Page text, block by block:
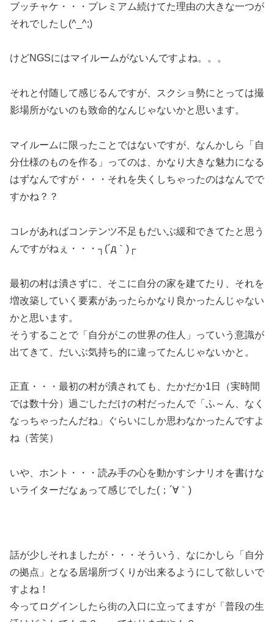
ブッチャケ・・・プレミアム続けてた理由の大きな一つが
それでしたし(^_^;)
けどNGSにはマイルームがないんですよね。。。
それと付随して感じるんですが、スクショ勢にとっては撮
影場所がないのも致命的なんじゃないかと思います。
マイルームに限ったことではないですが、なんかしら「自
分仕様のものを作る」ってのは、かなり大きな魅力になる
はずなんですが・・・それを失くしちゃったのはなんでで
すかね？？
コレがあればコンテンツ不足もだいぶ緩和できてたと思う
んですがねぇ・・・┐(´д｀)┌
最初の村は潰さずに、そこに自分の家を建てたり、それを
増改築していく要素があったらかなり良かったんじゃない
かと思います。
そうすることで「自分がこの世界の住人」っていう意識が
出てきて、だいぶ気持ち的に違ってたんじゃないかと。
正直・・・最初の村が潰されても、たかだか1日（実時間
では数十分）過ごしただけの村だったんで「ふ～ん、なく
なっちゃったんだね」ぐらいにしか思わなかったんですよ
ね（苦笑）
いや、ホント・・・読み手の心を動かすシナリオを書けな
いライターだなぁって感じでした(；´∀｀)
話が少しそれましたが・・・そういう、なにかしら「自分
の拠点」となる居場所づくりが出来るようにして欲しいで
すよね！
今ってログインしたら街の入口に立ってますが「普段の生